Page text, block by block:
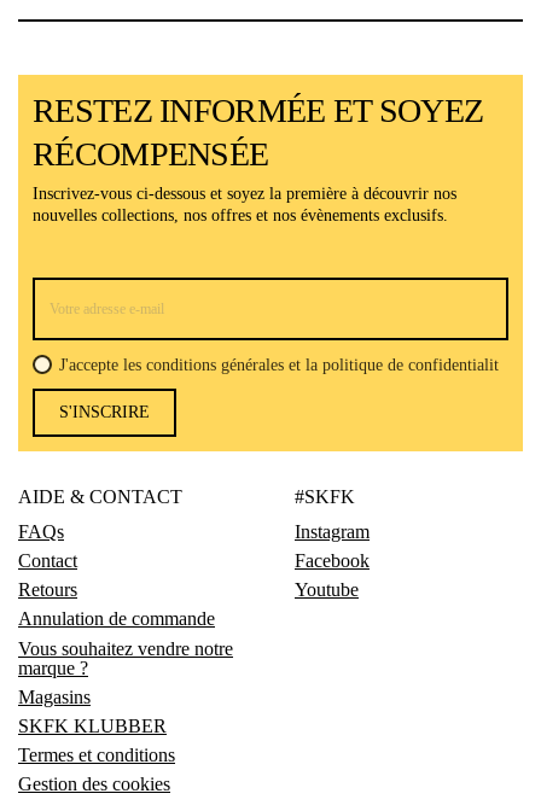
RESTEZ INFORMÉE ET SOYEZ
RÉCOMPENSÉE
Inscrivez-vous ci-dessous et soyez la première à découvrir nos
nouvelles collections, nos offres et nos évènements exclusifs.
J'accepte les conditions générales et la politique de confidentialit
S'INSCRIRE
AIDE & CONTACT
FAQs
Contact
Retours
Annulation de commande
Vous souhaitez vendre notre
marque ?
Magasins
SKFK KLUBBER
Termes et conditions
Gestion des cookies
#SKFK
Instagram
Facebook
Youtube